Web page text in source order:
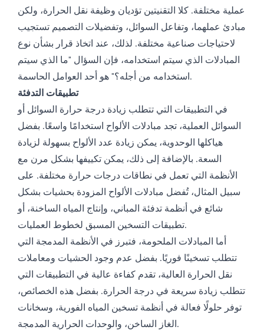
عملية مختلفة. كلا التقنيتين تؤديان وظيفة نقل الحرارة، ولكن
مبادئ عملهما، وتفاعل السوائل، وتفضيلات التصميم تستجيب
لاحتياجات صناعية مختلفة. لذلك، عند اتخاذ قرار بشأن نوع
المبادلات الذي سيتم استخدامه، فإن السؤال "ما الذي سيتم
استخدامه من أجله؟" هو أحد العوامل الحاسمة.
تطبيقات التدفئة
في التطبيقات التي تتطلب زيادة درجة حرارة السوائل أو
السوائل العملية، تجد مبادلات الألواح استخدامًا واسعًا. بفضل
هياكلها الوحدوية، يمكن زيادة عدد الألواح بسهولة لزيادة
السعة. بالإضافة إلى ذلك، يمكن تكييفها بشكل مرن مع
الأنظمة التي تعمل في نطاقات درجات حرارة مختلفة. على
سبيل المثال، تُفضل مبادلات الألواح المزودة بحشيات بشكل
شائع في أنظمة تدفئة المباني، وإنتاج المياه الساخنة، أو
تطبيقات التسخين المسبق لخطوط العمليات.
أما المبادلات الملحومة، فتبرز في الأنظمة المدمجة التي
تتطلب تسخينًا فوريًا. بفضل عدم وجود الحشيات ومعاملات
نقل الحرارة العالية، تقدم كفاءة عالية في التطبيقات التي
تتطلب زيادة سريعة في درجة الحرارة. بفضل هذه الخصائص،
توفر حلولًا فعالة في أنظمة تسخين المياه الفورية، وسخانات
الغاز الساخن، والوحدات الحرارية المدمجة.